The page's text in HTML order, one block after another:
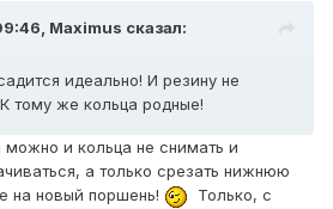
Maximus сказал:
идеально! И резину не
тому же кольца родные!
и кольца не снимать и
а только срезать нижнюю
на новый поршень!
Только, с